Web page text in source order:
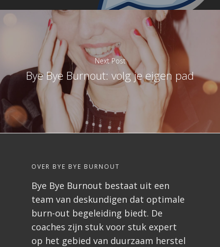
Next Post
Bye Bye Burnout: volg je eigen pad
OVER BYE BYE BURNOUT
Bye Bye Burnout bestaat uit een
team van deskundigen dat optimale
burn-out begeleiding biedt. De
coaches zijn stuk voor stuk expert
op het gebied van duurzaam herstel